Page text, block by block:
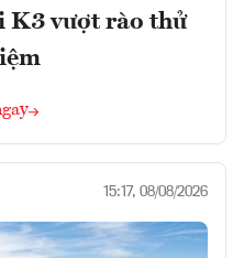
K3 vượt rào thử
15:17, 08/08/2026